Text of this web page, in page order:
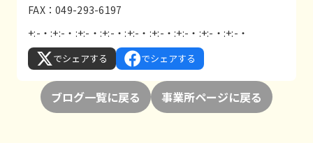
FAX：049-293-6197
+:-・:+:-・:+:-・:+:-・:+:-・:+:-・:+:-・:+:-・:+:-・
でシェアする でシェアする
ブログ一覧に戻る 事業所ページに戻る